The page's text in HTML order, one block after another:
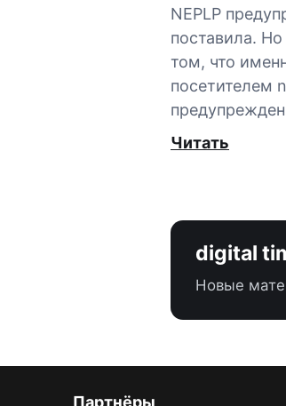
NEPLP
поставила.
том, что
посетителем
Читать
digital
Новые
Партнёры